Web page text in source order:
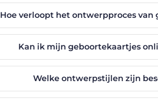
Hoe verloopt het ontwerpproces van
Kan ik mijn geboortekaartjes
Welke ontwerpstijlen zijn